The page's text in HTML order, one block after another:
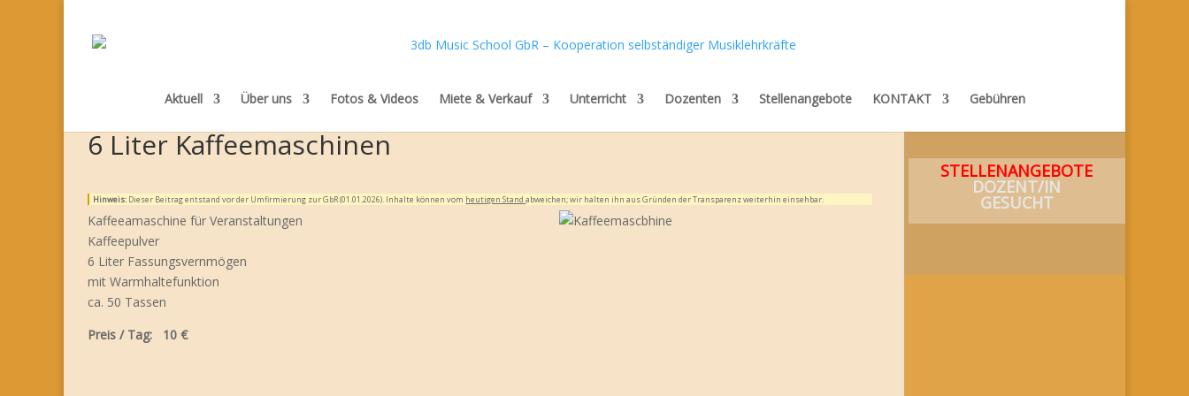
Aktuell Über uns Fotos & Videos Miete & Verkauf Unterricht Dozenten Stellenangebote KONTAKT Gebühren
6 Liter Kaffeemaschinen
Hinweis: Dieser Beitrag entstand vor der Umfirmierung zur GbR (01.01.2026). Inhalte können vom heutigen Standabweichen; wir halten ihn aus Gründen der Transparenz weiterhin einsehbar.
Kaffeeamaschine für Veranstaltungen
Kaffeepulver
6 Liter Fassungsvernmögen
mit Warmhaltefunktion
ca. 50 Tassen
Preis / Tag: 10 €
STELLENANGEBOTE
DOZENT/IN
GESUCHT